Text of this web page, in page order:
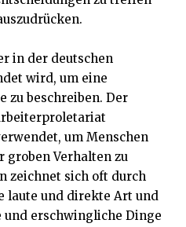
in der deutschen
wird, um eine
zu beschreiben. Der
um Menschen
groben Verhalten zu
zeichnet sich oft durch
laute und direkte Art und
erschwingliche Dinge